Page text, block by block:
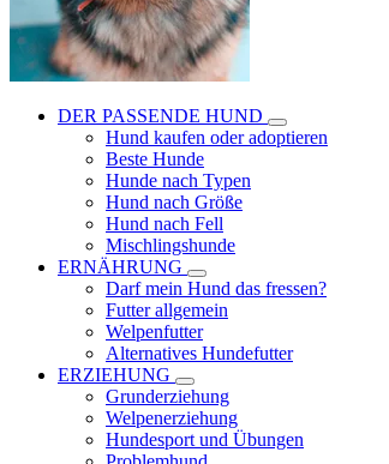
DER PASSENDE HUND
Hund kaufen oder adoptieren
Beste Hunde
Hunde nach Typen
Hund nach Größe
Hund nach Fell
Mischlingshunde
ERNÄHRUNG
Darf mein Hund das fressen?
Futter allgemein
Welpenfutter
Alternatives Hundefutter
ERZIEHUNG
Grunderziehung
Welpenerziehung
Hundesport und Übungen